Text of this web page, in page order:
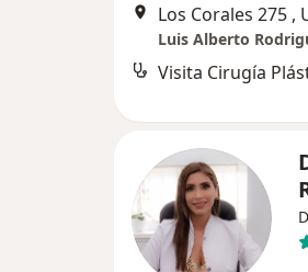
Luis Alberto